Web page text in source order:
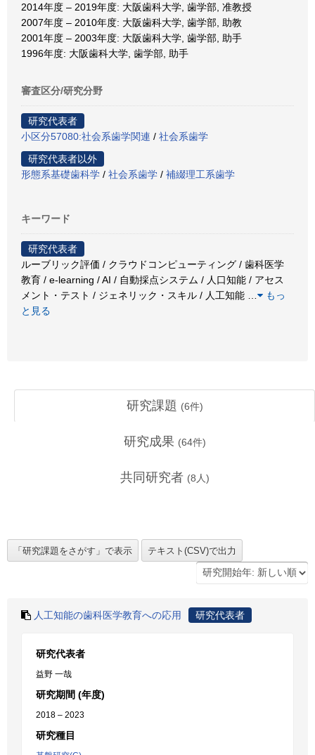
2014年度 – 2019年度: 大阪歯科大学, 歯学部, 准教授
2007年度 – 2010年度: 大阪歯科大学, 歯学部, 助教
2001年度 – 2003年度: 大阪歯科大学, 歯学部, 助手
1996年度: 大阪歯科大学, 歯学部, 助手
審査区分/研究分野
研究代表者
小区分57080:社会系歯学関連 / 社会系歯学
研究代表者以外
形態系基礎歯科学 / 社会系歯学 / 補綴理工系歯学
キーワード
研究代表者
ルーブリック評価 / クラウドコンピューティング / 歯科医学
教育 / e-learning / AI / 自動採点システム / 人口知能 / アセス
メント・テスト / ジェネリック・スキル / 人工知能
もっ
と見る
研究課題 (6件)
研究成果 (64件)
共同研究者 (8 人)
人工知能の歯科医学教育への応用 研究代表者
研究代表者
益野 一哉
研究期間 (年度)
2018 – 2023
研究種目